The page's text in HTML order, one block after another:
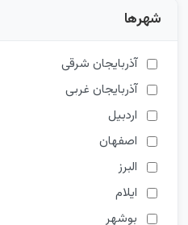
شهرها
آذربایجان شرقی
آذربایجان غربی
اردبیل
اصفهان
البرز
ایلام
بوشهر